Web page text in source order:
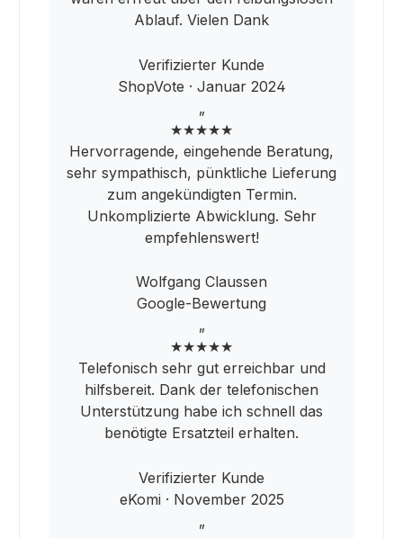
Ablauf. Vielen Dank
Verifizierter Kunde
ShopVote · Januar 2024
„
★★★★★
Hervorragende, eingehende Beratung,
sehr sympathisch, pünktliche Lieferung
zum angekündigten Termin.
Unkomplizierte Abwicklung. Sehr
empfehlenswert!
Wolfgang Claussen
Google-Bewertung
„
★★★★★
Telefonisch sehr gut erreichbar und
hilfsbereit. Dank der telefonischen
Unterstützung habe ich schnell das
benötigte Ersatzteil erhalten.
Verifizierter Kunde
eKomi · November 2025
„